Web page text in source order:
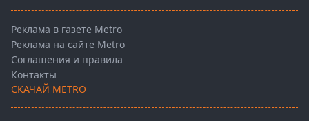
Реклама в газете Metro
Реклама на сайте Metro
Соглашения и правила
Контакты
СКАЧАЙ METRO